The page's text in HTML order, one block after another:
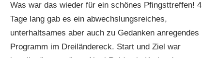
Was war das wieder für ein schönes Pfingsttreffen! 4
Tage lang gab es ein abwechslungsreiches,
unterhaltsames aber auch zu Gedanken anregendes
Programm im Dreiländereck. Start und Ziel war